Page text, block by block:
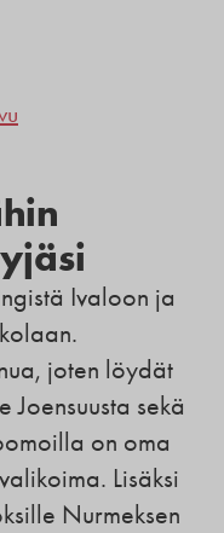
Ivaloon ja
joten löydät
Joensuusta sekä
on oma
Lisäksi
Nurmeksen